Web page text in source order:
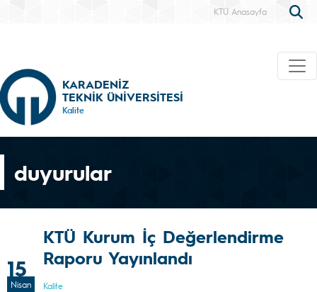
KTÜ Anasayfa
KARADENİZ
TEKNİK ÜNİVERSİTESİ
Kalite
duyurular
15
Nisan
KTÜ Kurum İç Değerlendirme
Raporu Yayınlandı
Kalite